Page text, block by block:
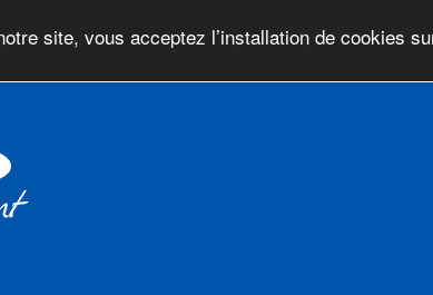
site, vous acceptez l’installation de cookies